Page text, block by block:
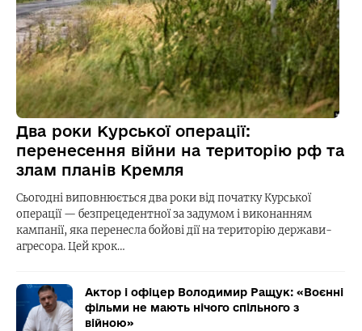
Два роки Курської операції:
перенесення війни на територію рф та
злам планів Кремля
Сьогодні виповнюється два роки від початку Курської
операції — безпрецедентної за задумом і виконанням
кампанії, яка перенесла бойові дії на територію держави-
агресора. Цей крок…
Актор і офіцер Володимир Ращук: «Воєнні
фільми не мають нічого спільного з
війною»